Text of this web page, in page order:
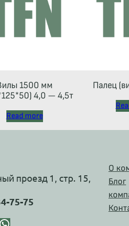
1500 мм
4,0 — 4,5т
Read more
Палец
проезд 1, стр. 15,
75-75
О
Блог